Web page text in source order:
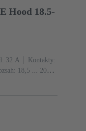
Hood 18.5-
‌32 A
Kontakty:
18,5 ... 20